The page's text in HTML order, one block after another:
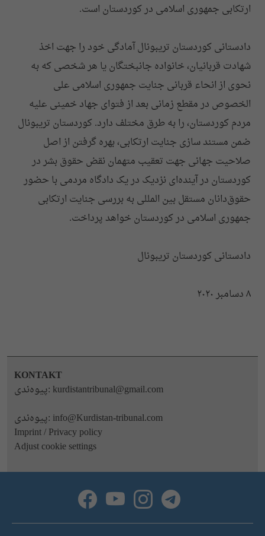
ارتکابی جمهوری اسلامی در کوردستان است.
دادستانی کوردستان تریبونال آمادگی خود را جهت اخذ
شهادت قربانیان، خانواده جانبختگان یا هر شخصی که به
نحوی از انحاء قربانی جنایت جمهوری اسلامی علی
الخصوص در مقطع زمانی بعد از فتوای جهاد خمینی علیه
مردم کوردستان، را به طرق مختلف دارد. کوردستان تریبونال
ضمن مستند سازی جنایت ارتکابی، بهره گرفتن از اصل
صلاحیت جهانی جهت تعقیب متهمان نقض حقوق بشر در
کوردستان در آینده‌ای نزدیک در یک دادگاه مردمی با حضور
حقوق‌دانان مستقل بین المللی به بررسی جنایت ارتکابی
جمهوری اسلامی در کوردستان خواهد پرداخت.
دادستانی کوردستان تریبونال
٨ دسامبر ٢٠٢٠
KONTAKT
پیوه‌ندی: kurdistantribunal@gmail.com
پیوه‌ندی: info@Kurdistan-tribunal.com
Imprint / Privacy policy
Adjust cookie settings